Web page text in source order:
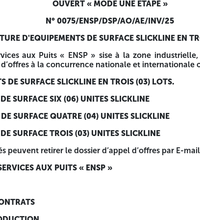
(03) LOTS.
SLICKLINE
SLICKLINE
d’offres par E-mail à l’adresse indiquée ci-
OUVERT « MODE UNE ETAPE »
N° 0075/ENSP/DSP/AO/AE/INV/25
D'EQUIPEMENTS DE SURFACE SLICKLINE EN
aux Puits « ENSP » sise à la zone
à la concurrence nationale et
DE SURFACE SLICKLINE EN TROIS (03) LOTS.
SURFACE SIX (06) UNITES SLICKLINE
SURFACE QUATRE (04) UNITES SLICKLINE
SURFACE TROIS (03) UNITES SLICKLINE
peuvent retirer le dossier d’appel d’offres par E-
AUX PUITS « ENSP »